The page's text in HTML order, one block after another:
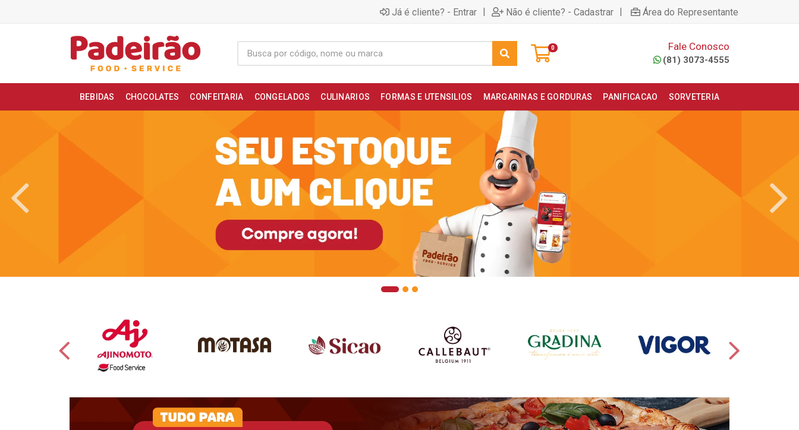
Já é cliente? - Entrar | Não é cliente? - Cadastrar | Área do Representante
0 Fale Conosco
(81) 3073-4555
BEBIDAS CHOCOLATES CONFEITARIA CONGELADOS CULINARIOS FORMAS E UTENSILIOS MARGARINAS E GORDURAS PANIFICACAO SORVETERIA